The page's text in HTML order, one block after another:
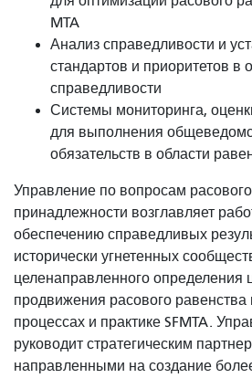
MTA
Анализ справедливости и
стандартов и приоритетов в
справедливости
Системы мониторинга,
для выполнения
обязательств в области
Управление по вопросам
принадлежности возглавляет
обеспечению справедливых
исторически угнетенных
целенаправленного определения
продвижения расового равенства
процессах и практике SFMTA.
руководит стратегическим
направленными на создание